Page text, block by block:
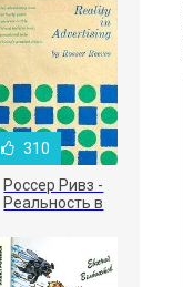
310
Россер Ривз -
Реальность в